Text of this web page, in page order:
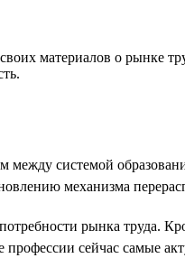
материалов о рынке
между системой
механизма
рынка труда.
сейчас самые